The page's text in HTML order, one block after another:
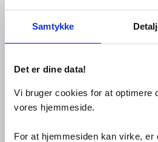
Samtykke
Det er dine data!
Vi bruger cookies for at optimere
vores hjemmeside.
For at hjemmesiden kan virke,
Tlf.: 87 37 40 30 CVR
mail@vvs-shoppen.dk